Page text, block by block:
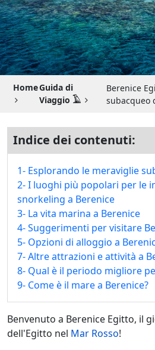
Tour Giordania
Altri
Blog 𓁐
Guida di Viaggio 𓉔
Guida di Viaggio Giordania
HomeGuida di
Viaggio 𓄿
Berenice
subacqueo
Indice dei contenuti:
1- Esplorando le meraviglie
2- I luoghi più popolari per le
snorkeling a Berenice
3- La vita marina a Berenice
4- Suggerimenti per visitare
5- Opzioni di alloggio a
7- Altre attrazioni e attività a
8- Qual è il periodo migliore
9- Come è il mare a Berenice?
Benvenuto a Berenice Egitto, il
dell'Egitto nel Mar Rosso!